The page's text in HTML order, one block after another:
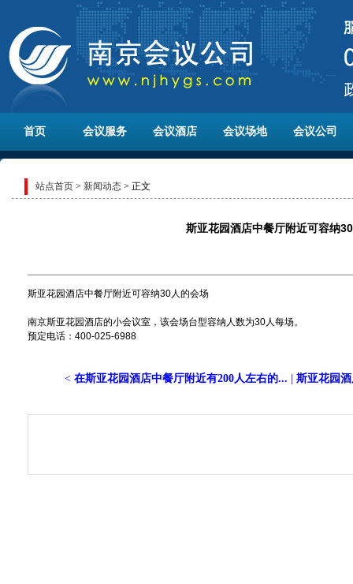
首页 会议服务 会议酒店 会议场地 会议公司
站点首页 > 新闻动态 > 正文
斯亚花园酒店中餐厅附近可容纳
斯亚花园酒店中餐厅附近可容纳30人的会场
南京斯亚花园酒店的小会议室，该会场台型容纳人数为30人每场。
预定电话：400-025-6988
< 在斯亚花园酒店中餐厅附近有200人左右的... 斯亚花园